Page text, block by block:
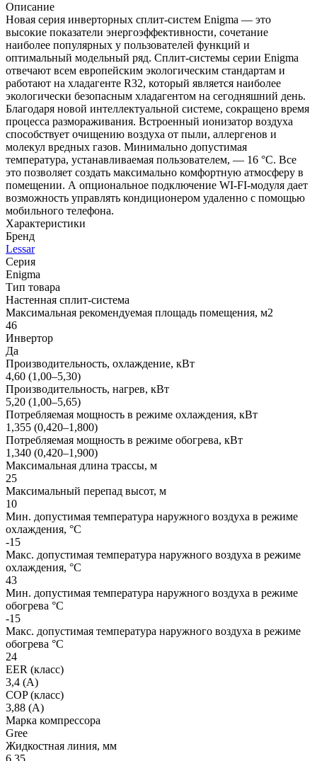
Описание
Новая серия инверторных сплит-систем Enigma — это
высокие показатели энергоэффективности, сочетание
наиболее популярных у пользователей функций и
оптимальный модельный ряд. Сплит-системы серии Enigma
отвечают всем европейским экологическим стандартам и
работают на хладагенте R32, который является наиболее
экологически безопасным хладагентом на сегодняшний день.
Благодаря новой интеллектуальной системе, сокращено время
процесса размораживания. Встроенный ионизатор воздуха
способствует очищению воздуха от пыли, аллергенов и
молекул вредных газов. Минимально допустимая
температура, устанавливаемая пользователем, — 16 °С. Все
это позволяет создать максимально комфортную атмосферу в
помещении. А опциональное подключение WI-FI-модуля дает
возможность управлять кондиционером удаленно с помощью
мобильного телефона.
Характеристики
Бренд
Lessar
Серия
Enigma
Тип товара
Настенная сплит-система
Максимальная рекомендуемая площадь помещения, м2
46
Инвертор
Да
Производительность, охлаждение, кВт
4,60 (1,00–5,30)
Производительность, нагрев, кВт
5,20 (1,00–5,65)
Потребляемая мощность в режиме охлаждения, кВт
1,355 (0,420–1,800)
Потребляемая мощность в режиме обогрева, кВт
1,340 (0,420–1,900)
Максимальная длина трассы, м
25
Максимальный перепад высот, м
10
Мин. допустимая температура наружного воздуха в режиме
охлаждения, °С
-15
Макс. допустимая температура наружного воздуха в режиме
охлаждения, °С
43
Мин. допустимая температура наружного воздуха в режиме
обогрева °С
-15
Макс. допустимая температура наружного воздуха в режиме
обогрева °С
24
EER (класс)
3,4 (A)
COP (класс)
3,88 (A)
Марка компрессора
Gree
Жидкостная линия, мм